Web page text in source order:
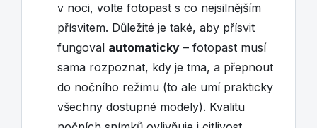
v noci, volte fotopast s co nejsilnějším
přísvitem. Důležité je také, aby přísvit
fungoval automaticky – fotopast musí
sama rozpoznat, kdy je tma, a přepnout
do nočního režimu (to ale umí prakticky
všechny dostupné modely). Kvalitu